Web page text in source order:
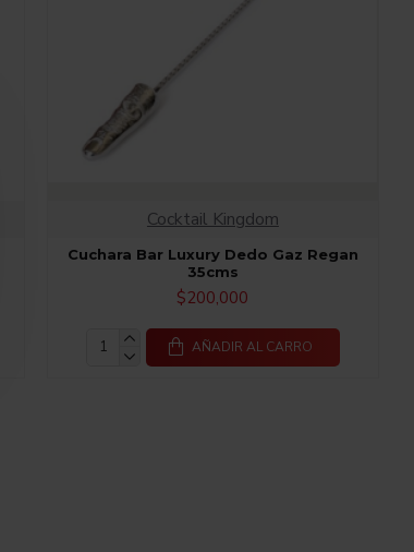
Cocktail Kingdom
Cuchara Bar Luxury Dedo Gaz Regan
35cms
$200,000
AÑADIR AL CARRO